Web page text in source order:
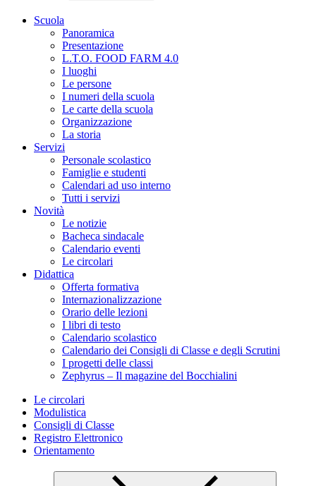
Scuola
Panoramica
Presentazione
L.T.O. FOOD FARM 4.0
I luoghi
Le persone
I numeri della scuola
Le carte della scuola
Organizzazione
La storia
Servizi
Personale scolastico
Famiglie e studenti
Calendari ad uso interno
Tutti i servizi
Novità
Le notizie
Bacheca sindacale
Calendario eventi
Le circolari
Didattica
Offerta formativa
Internazionalizzazione
Orario delle lezioni
I libri di testo
Calendario scolastico
Calendario dei Consigli di Classe e degli Scrutini
I progetti delle classi
Zephyrus – Il magazine del Bocchialini
Le circolari
Modulistica
Consigli di Classe
Registro Elettronico
Orientamento